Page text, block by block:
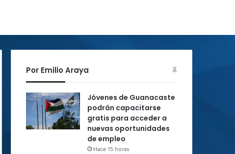
Por Emilio Araya
Jóvenes de Guanacaste
podrán capacitarse
gratis para acceder a
nuevas oportunidades
de empleo
Hace 15 horas